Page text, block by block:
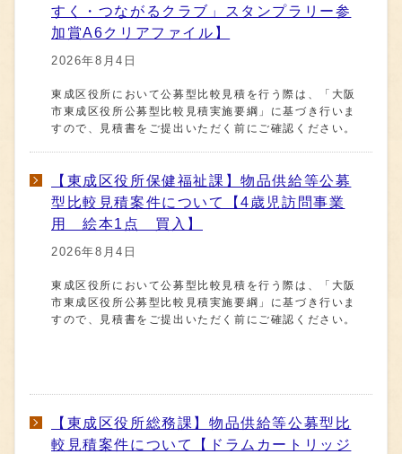
すく・つながるクラブ」スタンプラリー参
加賞A6クリアファイル】
2026年8月4日
東成区役所において公募型比較見積を行う際は、「大阪
市東成区役所公募型比較見積実施要綱」に基づき行いま
すので、見積書をご提出いただく前にご確認ください。
【東成区役所保健福祉課】物品供給等公募
型比較見積案件について【4歳児訪問事業
用 絵本1点 買入】
2026年8月4日
東成区役所において公募型比較見積を行う際は、「大阪
市東成区役所公募型比較見積実施要綱」に基づき行いま
すので、見積書をご提出いただく前にご確認ください。
【東成区役所総務課】物品供給等公募型比
較見積案件について【ドラムカートリッジ